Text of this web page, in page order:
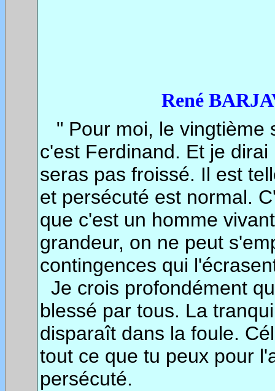
René
" Pour moi, le vingtième
c'est Ferdinand. Et je
seras pas froissé. Il est
et persécuté est normal.
que c'est un homme
grandeur, on ne peut
contingences qui
Je crois profondément
blessé par tous. La
disparaît dans la foule.
tout ce que tu peux pour
persécuté.